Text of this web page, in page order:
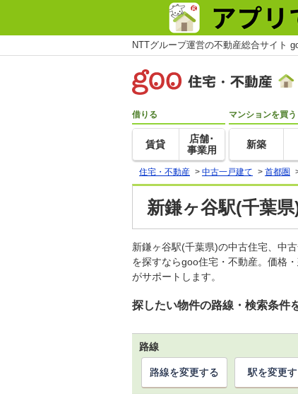
NTTグループ運営の不動産総合サイト
借りる
賃貸
店舗･
事業用
マンションを買う
新築
住宅・不動産 > 中古一戸建て > 首都圏
新鎌ヶ谷駅(千葉
新鎌ヶ谷駅(千葉県)の中古住宅、中
を探すならgoo住宅・不動産。価格
がサポートします。
探したい物件の路線・検索条件
路線
路線を変更する 駅を変更